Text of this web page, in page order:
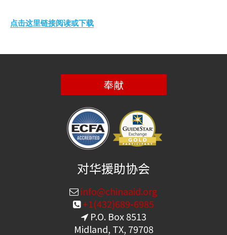
点击这里链接阅读或下载
奉献
对华援助协会
info@chinaaid.org
+1(432)689-6985
P.O. Box 8513
Midland, TX, 79708